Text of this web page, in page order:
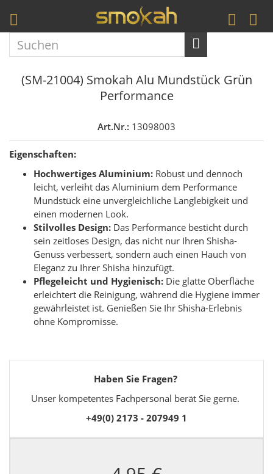
(SM-21004) Smokah Alu Mundstück Grün
Performance
Art.Nr.: 13098003
Eigenschaften:
Hochwertiges Aluminium: Robust und dennoch
leicht, verleiht das Aluminium dem Performance
Mundstück eine unvergleichliche Langlebigkeit und
einen modernen Look.
Stilvolles Design: Das Performance besticht durch
sein zeitloses Design, das nicht nur Ihren Shisha-
Genuss verbessert, sondern auch einen Hauch von
Eleganz zu Ihrer Shisha hinzufügt.
Pflegeleicht und Hygienisch: Die glatte Oberfläche
erleichtert die Reinigung, während die Hygiene immer
gewährleistet ist. Genießen Sie Ihr Shisha-Erlebnis
ohne Kompromisse.
Haben Sie Fragen?
Unser kompetentes Fachpersonal berät Sie gerne.
+49(0) 2173 - 207949 1